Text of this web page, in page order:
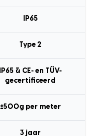
IP65
Type 2
IP65 & CE- en TÜV-
gecertificeerd
±500g per meter
3 jaar